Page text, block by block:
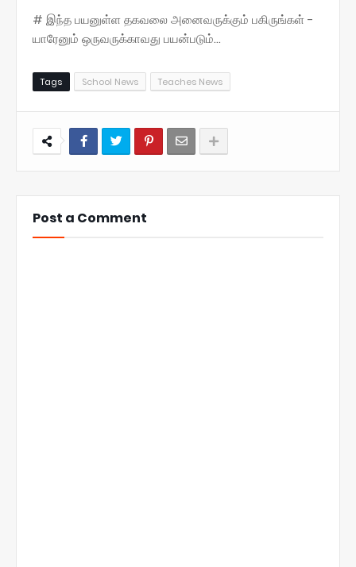
# இந்த பயனுள்ள தகவலை அனைவருக்கும் பகிருங்கள் -
யாரேனும் ஒருவருக்காவது பயன்படும்...
Tags School News Teaches News
Post a Comment